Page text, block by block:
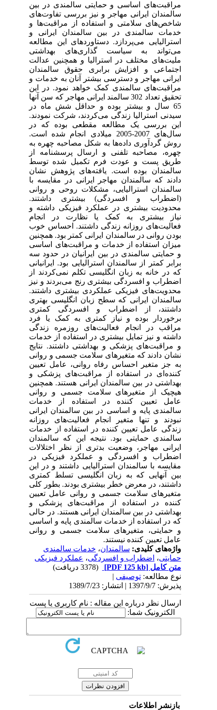
مراقبت‌های اساسی و حمایتی سالمندی در بین
سالمندان ایرانی مهاجر و نیز بررسی تفاوت‌های
شاخص‌های سلامتی و استفاده از مراقبت‌ها و
خدمات سالمندی در بین سالمندان ایرانی و
استرالیایی می‌پردازد. دستاوردهای این مطالعه
می‌تواند به سیاست گذاری‌های بهداشتی
ملیت‌های مختلف در استرالیا و همچنین عدالت
اجتماعی و افزایش برابری حقوق سالمندان
ایرانی مهاجر و دسترسی بیشتر آنان به خدمات و
مراقبت‌های سالمندی کمک خواهد نمود. در این
تحقیق تعداد 302 سالمند ایرانی مهاجر که سن آنها
65 سال و بیشتر بوده و حداقل شش ماه در
سیدنی استرالیا زندگی می‌کردند، شرکت نمودند.
این بررسی یک مطالعه مقطعی بوده که در
سال‌های 2007-2005 میلادی انجام شده است.
روش گردآوری داده‌ها به شکل مصاحبه چهره به
چهره، مصاحبه تلفنی و ارسال پرسشنامه از
طریق پست و عودت فرم تکمیل شده توسط
سالمندان بوده است. یافته‌های پژوهش نشان
دادند که سالمندان مهاجر ایرانی در مقایسه با
سالمندان استرالیایی، مشکلات روحی و روانی
(اضطراب و افسردگی) بیشتری داشتند.
محدودیت بیشتری در عملکرد فیزیکی داشته و
نیاز بیشتری به کمک یا نظارت در انجام
فعالیت‌های روزانه زندگی داشتند. احساس خوب
بودن روانی در سالمندان ایرانی کمتر بود. همچنین
میزان استفاده از خدمات و مراقبت‌های اساسی
و حمایتی سالمندی در بین ایرانیان در حدود سه
برابر کمتر از سالمندان استرالیایی بود. ایرانیانی
که در خانه به زبان انگلیسی تکلم نمی‌کردند از
اضطراب و افسردگی بیشتری رنج می‌بردند و نیز
محدویت‌های فیزیکی عملکردی بیشتری داشتند.
سالمندان ایرانی که سطح زبان انگلیسی بهتری
داشتند، از اضطراب و افسردگی کمتری
برخوردار بوده و نیاز کمتری به کمک یا فرد
مراقب در انجام فعالیت‌های روزمره زندگی
داشته و نیز تمایل بیشتری در استفاده از خدمات
و مراقبت‌های پزشکی و بهداشتی داشتند. نتایج
نشان دادند که متغیرهای سلامت جسمی و روانی
به جز متغیر احساس رفاه روانی، عامل تعیین
کننده‌ای در استفاده از مراقبت‌های پزشکی و
بهداشتی در بین سالمندان ایرانی هستند. همچنین
هیچیک از متغیرهای سلامت جسمی و روانی
عامل تعیین کننده در استفاده از خدمات
سالمندی پایه و اساسی در بین سالمندان ایرانی
نبودند و تنها متغیر انجام فعالیت‌های روزانه
زندگی عامل تعیین کننده در استفاده از خدمات
سالمندی حمایتی بود. نتیجه این که سالمندان
ایرانی مهاجر، وضعیت بدتری از نظر اختلالات
اضطراب و افسردگی و عملکرد فیزیکی در
مقایسه با سالمندان استرالیایی داشتند و در این
بین آنهایی که به زبان انگلیسی تسلط کمتری
داشتند، در معرض خطر بیشتری بودند. بطور کلی
متغیرهای سلامت جسمی و روانی عامل تعیین
کننده در استفاده از مراقبت‌های پزشکی و
بهداشتی در بین سالمندان ایرانی هستند. در حالی
که در استفاده از خدمات سالمندی پایه و اساسی
و حمایتی، متغیرهای سلامت جسمی و روانی
عامل تعیین کننده نیستند.
واژه‌های کلیدی:سالمندان ،خدمات سالمندی
حمایتی،اضطراب و افسردگی،عملکرد فیزیکی
متن کامل[PDF 125 kb]
نوع مطالعه:توصیفی|
پذیرش: 1397/9/7 | انتشار: 1389/7/23
ارسال نظر درباره این مقاله : نام کاربری یا پست
الکترونیک شما:
بازنشر اطلاعات